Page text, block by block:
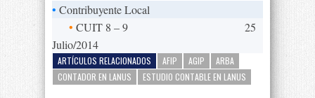
• Contribuyente Local
• CUIT 8 – 9
Julio/2014
25
ARTÍCULOS RELACIONADOS AFIP AGIP
ARBA
CONTADOR EN LANUS
ESTUDIO CONTABLE EN LANUS